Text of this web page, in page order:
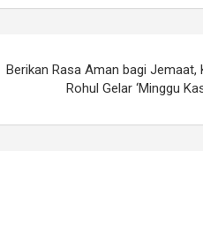
Berikan Rasa Aman bagi Jemaat,
Rohul Gelar ‘Minggu